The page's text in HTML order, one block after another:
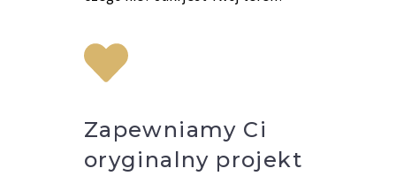
Zapewniamy Ci
oryginalny projekt